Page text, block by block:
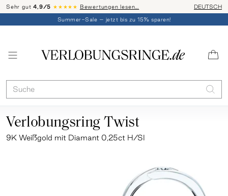
Sehr gut4,9/5 ★★★★★ Bewertungen lesen… Telefon-
DEUTSCH
Summer-Sale – jetzt bis zu 15% sparen!
Verlobungsring Twist
9K Weißgold mit Diamant 0,25ct H/SI